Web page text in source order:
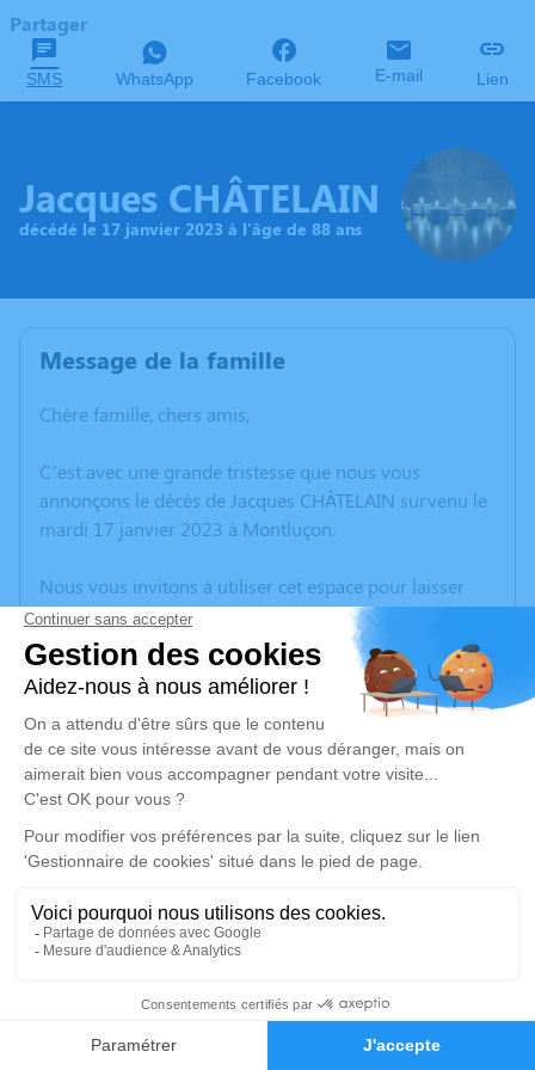
Faire-part Hommages
Partager
SMS WhatsApp Facebook E-mail Lien
Jacques CHÂTELAIN
décédé le 17 janvier 2023 à l'âge de 88 ans
Message de la famille
Chère famille, chers amis,
C’est avec une grande tristesse que nous vous
annonçons le décès de Jacques CHÂTELAIN survenu le
mardi 17 janvier 2023 à Montluçon.
Nous vous invitons à utiliser cet espace pour laisser
vos condoléances, partager des photos souvenirs, une
anecdote ou exprimer vos pensées à travers des
poèmes ou des textes. Cet endroit est un lieu
d'expression dédié à honorer la mémoire de Jacques
CHÂTELAIN.
Un service de plantation d’arbre hommage est
disponible ici.
Je rends hommage
Cérémonie civile
Mairie de Leyrat
Le Bourg